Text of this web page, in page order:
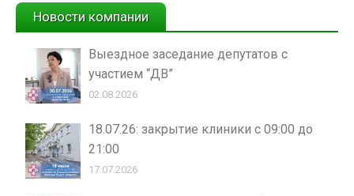
Новости компании
Выездное заседание депутатов с
участием “ДВ”
02.08.2026
18.07.26: закрытие клиники с 09:00 до
21:00
17.07.2026